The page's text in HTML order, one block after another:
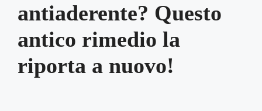
antiaderente? Questo
antico rimedio la
riporta a nuovo!